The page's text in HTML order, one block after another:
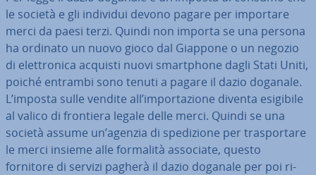
le società e gli individui devono pagare per importare
merci da paesi terzi. Quindi non importa se una persona
ha ordinato un nuovo gioco dal Giappone o un negozio
di elet­tro­ni­ca acquisti nuovi smart­pho­ne dagli Stati Uniti,
poiché entrambi sono tenuti a pagare il dazio doganale.
L’imposta sulle vendite all’im­por­ta­zio­ne diventa esigibile
al valico di frontiera legale delle merci. Quindi se una
società assume un’agenzia di spe­di­zio­ne per tra­spor­ta­re
le merci insieme alle formalità associate, questo
fornitore di servizi pagherà il dazio doganale per poi ri­